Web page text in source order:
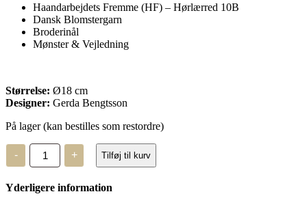
Haandarbejdets Fremme (HF) – Hørlærred 10B
Dansk Blomstergarn
Broderinål
Mønster & Vejledning
Størrelse: Ø18 cm
Designer: Gerda Bengtsson
På lager (kan bestilles som restordre)
-
Jordbær
syltehætte
antal
+ Tilføj til kurv
Yderligere information